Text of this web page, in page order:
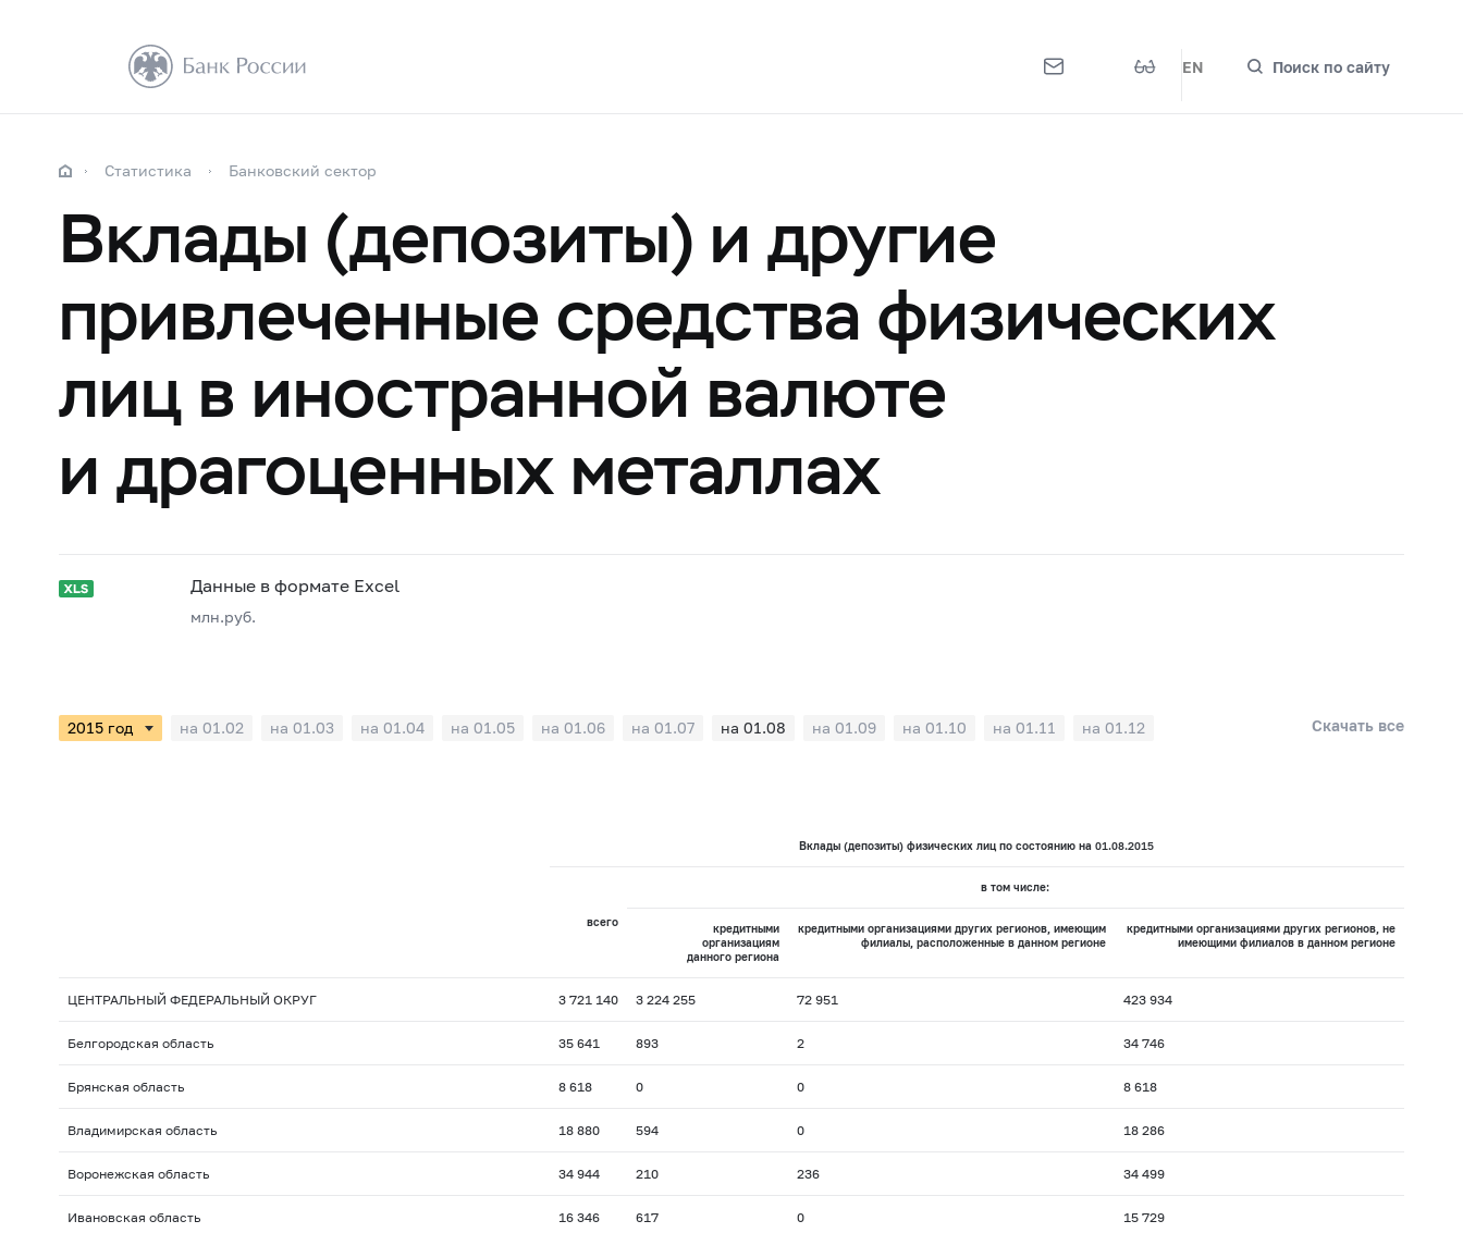
EN Поиск по сайту
Статистика Банковский сектор
Вклады (депозиты) и другие
привлеченные средства физических
лиц в иностранной валюте
и драгоценных металлах
Данные в формате Excel
млн.руб.
на 01.02 на 01.03 на 01.04 на 01.05 на 01.06 на 01.07 на 01.08 на 01.09 на 01.10 на 01.11 на 01.12 Скачать все
Вклады (депозиты) физических лиц по состоянию на 01.08.2015
всего
в том числе:
кредитными
организациям
данного региона
кредитными организациями других регионов, имеющим
филиалы, расположенные в данном регионе
кредитными организациями других регионов, не
имеющими филиалов в данном регионе
ЦЕНТРАЛЬНЫЙ ФЕДЕРАЛЬНЫЙ ОКРУГ 3 721 140 3 224 255 72 951 423 934
Белгородская область 35 641 893 2 34 746
Брянская область 8 618 0 0 8 618
Владимирская область 18 880 594 0 18 286
Воронежская область 34 944 210 236 34 499
Ивановская область 16 346 617 0 15 729